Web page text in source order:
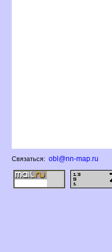
Связаться: obl@nn-map.ru